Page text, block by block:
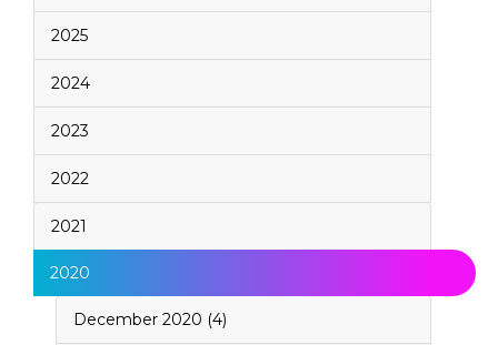
2025
2024
2023
2022
2021
2020
December 2020 (4)